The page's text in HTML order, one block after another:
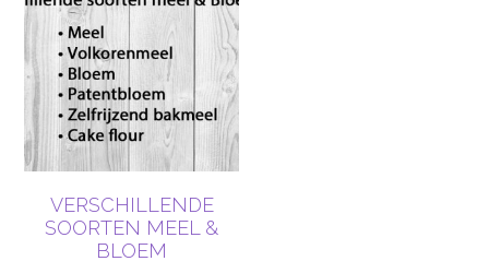
VERSCHILLENDE
SOORTEN MEEL &
BLOEM